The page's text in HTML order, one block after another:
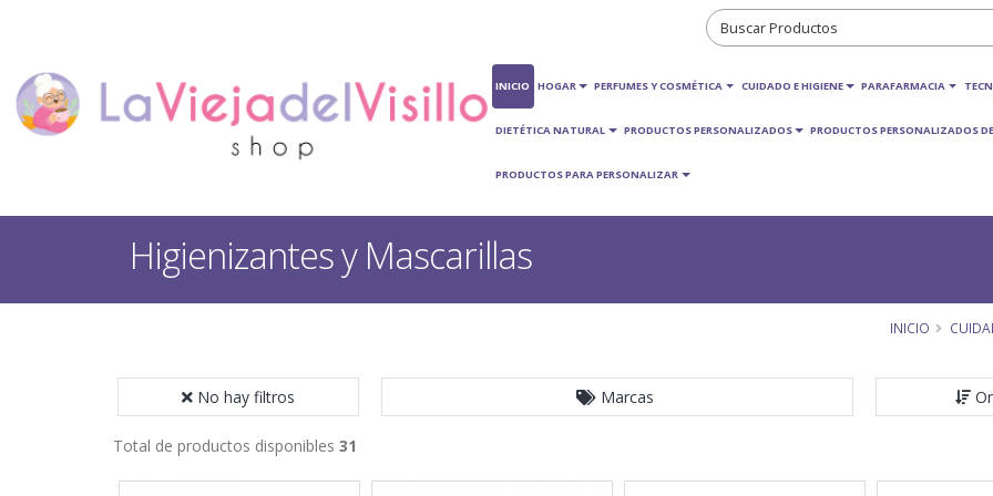
INICIO HOGAR PERFUMES Y COSMÉTICA CUIDADO E HIGIENE PARAFARMACIA
DIETÉTICA NATURAL PRODUCTOS PERSONALIZADOS PRODUCTOS PERSONALIZADOS DE
PRODUCTOS PARA PERSONALIZAR
Higienizantes y Mascarillas
INICIO
No hay filtros Marcas
Total de productos disponibles 31